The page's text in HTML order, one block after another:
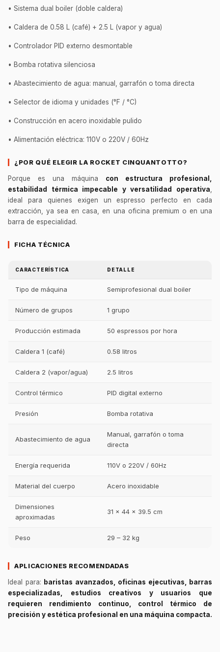
• Sistema dual boiler (doble caldera)
• Caldera de 0.58 L (café) + 2.5 L (vapor y agua)
• Controlador PID externo desmontable
• Bomba rotativa silenciosa
• Abastecimiento de agua: manual, garrafón o toma directa
• Selector de idioma y unidades (°F / °C)
• Construcción en acero inoxidable pulido
• Alimentación eléctrica: 110V o 220V / 60Hz
¿POR QUÉ ELEGIR LA ROCKET CINQUANTOTTO?
Porque es una máquina con estructura profesional,
estabilidad térmica impecable y versatilidad operativa
ideal para quienes exigen un espresso perfecto en cada
extracción, ya sea en casa, en una oficina premium o en una
barra de especialidad.
FICHA TÉCNICA
CARACTERÍSTICA DETALLE
Tipo de máquina Semiprofesional dual boiler
Número de grupos 1 grupo
Producción estimada 50 espressos por hora
Caldera 1 (café) 0.58 litros
Caldera 2 (vapor/agua) 2.5 litros
Control térmico PID digital externo
Presión Bomba rotativa
Abastecimiento de agua
Manual, garrafón o toma
directa
Energía requerida 110V o 220V / 60Hz
Material del cuerpo Acero inoxidable
Dimensiones
aproximadas
31 x 44 x 39.5 cm
Peso 29 – 32 kg
APLICACIONES RECOMENDADAS
Ideal para: baristas avanzados, oficinas ejecutivas, barras
especializadas, estudios creativos y usuarios que
requieren rendimiento continuo, control térmico de
precisión y estética profesional en una máquina compacta.